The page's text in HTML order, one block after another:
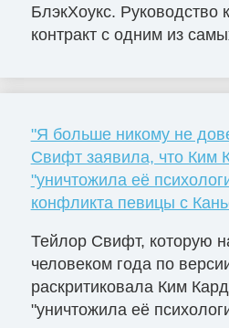
БлэкХоукс. Руководство
контракт с одним из
"Я больше никому не
Свифт заявила, что Ким
"уничтожила её
конфликта певицы с
Тейлор Свифт, которую
человеком года по
раскритиковала Ким
"уничтожила её